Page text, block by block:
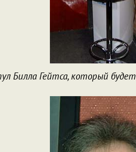
Билла Гейтса, который будет